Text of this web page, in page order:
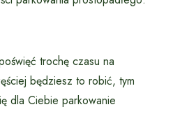
trochę czasu na
będziesz to robić, tym
dla Ciebie parkowanie